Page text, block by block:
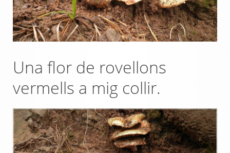
Una flor de rovellons
vermells a mig collir.